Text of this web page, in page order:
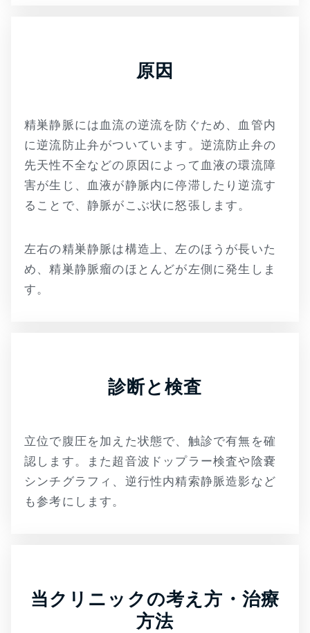
原因
精巣静脈には血流の逆流を防ぐため、血管内
に逆流防止弁がついています。逆流防止弁の
先天性不全などの原因によって血液の環流障
害が生じ、血液が静脈内に停滞したり逆流す
ることで、静脈がこぶ状に怒張します。
左右の精巣静脈は構造上、左のほうが長いた
め、精巣静脈瘤のほとんどが左側に発生しま
す。
診断と検査
立位で腹圧を加えた状態で、触診で有無を確
認します。また超音波ドップラー検査や陰嚢
シンチグラフィ、逆行性内精索静脈造影など
も参考にします。
当クリニックの考え方・治療
方法